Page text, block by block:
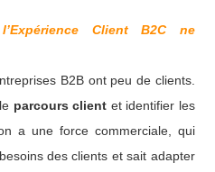
Client B2C ne
B2B ont peu de clients.
parcours client et identifier les
a une force commerciale, qui
des clients et sait adapter